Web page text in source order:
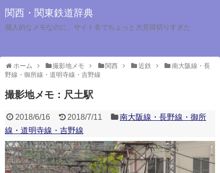
関西・関東鉄道辞典
個人的なメモなのに、サイト名でちょっと大見得切りすぎた
ホーム 撮影地メモ 関西 近鉄
南大阪線・長
野線・御所線・道明寺線・吉野線
撮影地メモ：尺土駅
2018/6/16 2018/7/11
南大阪線・長野線・御所
線・道明寺線・吉野線